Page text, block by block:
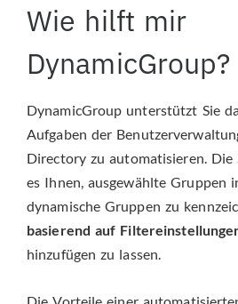
Wie hilft mir
DynamicGroup?
DynamicGroup unterstützt Sie
Aufgaben der
Directory zu automatisieren.
es Ihnen, ausgewählte Gruppen
dynamische Gruppen zu
basierend auf
hinzufügen zu lassen.